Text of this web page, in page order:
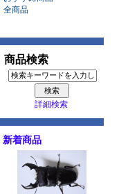
全商品
商品検索
詳細検索
新着商品